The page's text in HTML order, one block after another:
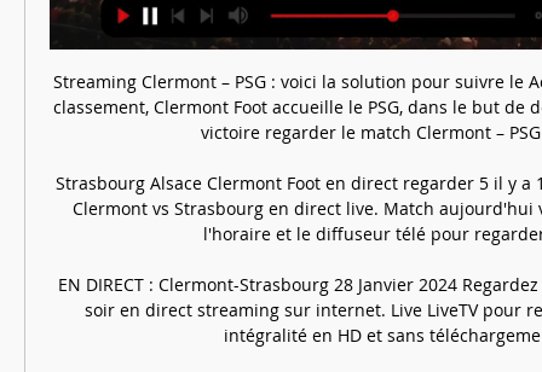
Streaming Clermont – PSG : voici la solution pour suivre le
classement, Clermont Foot accueille le PSG, dans le but de
victoire regarder le match Clermont – PSG
Strasbourg Alsace Clermont Foot en direct regarder 5 il y
Clermont vs Strasbourg en direct live. Match aujourd'hui
l'horaire et le diffuseur télé pour
EN DIRECT : Clermont-Strasbourg 28 Janvier 2024
soir en direct streaming sur internet. Live LiveTV pour
intégralité en HD et sans